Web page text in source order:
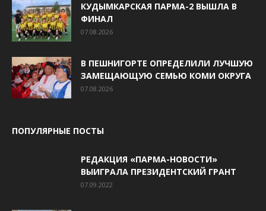
КУДЫМКАРСКАЯ ПАРМА-2 ВЫШЛА В
ФИНАЛ
07.08.2026
В ПЕШНИГОРТЕ ОПРЕДЕЛИЛИ ЛУЧШУЮ
ЗАМЕЩАЮЩУЮ СЕМЬЮ КОМИ ОКРУГА
07.08.2026
ПОПУЛЯРНЫЕ ПОСТЫ
РЕДАКЦИЯ «ПАРМА-НОВОСТИ»
ВЫИГРАЛА ПРЕЗИДЕНТСКИЙ ГРАНТ
07.09.2022